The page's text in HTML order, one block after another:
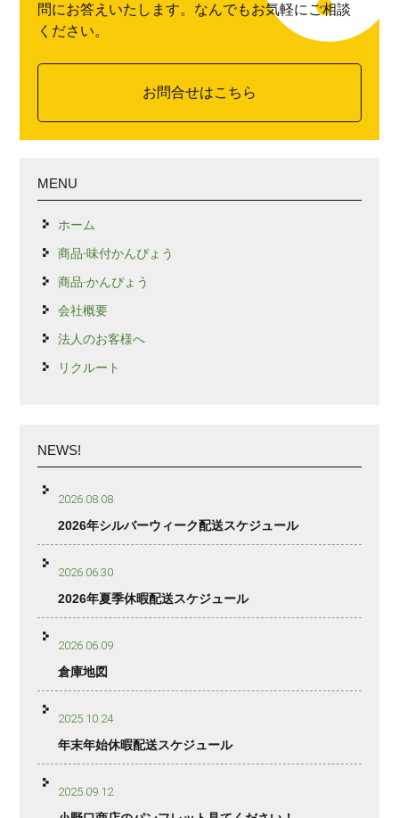
問にお答えいたします。なんでもお気軽にご相談
ください。
お問合せはこちら
MENU
ホーム
商品-味付かんぴょう
商品-かんぴょう
会社概要
法人のお客様へ
リクルート
NEWS!
2026.08.08
2026年シルバーウィーク配送スケジュール
2026.06.30
2026年夏季休暇配送スケジュール
2026.06.09
倉庫地図
2025.10.24
年末年始休暇配送スケジュール
2025.09.12